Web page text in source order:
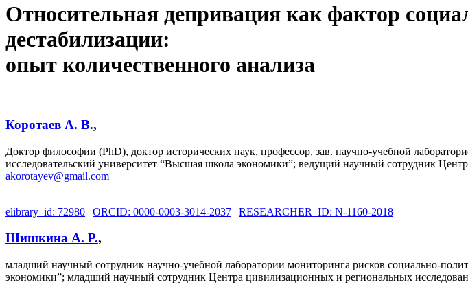
Относительная депривация как фактор
дестабилизации:
опыт количественного анализа
Коротаев А. В.,
Доктор философии (PhD), доктор исторических наук, профессор, зав. научно-учебной
исследовательский университет “Высшая школа экономики”; ведущий научный сотрудник
akorotayev@gmail.com
elibrary_id: 72980 | ORCID: 0000-0003-3014-2037 | RESEARCHER_ID: N-1160-2018
Шишкина А. Р.,
младший научный сотрудник научно-учебной лаборатории мониторинга рисков социально-
экономики”; младший научный сотрудник Центра цивилизационных и региональных